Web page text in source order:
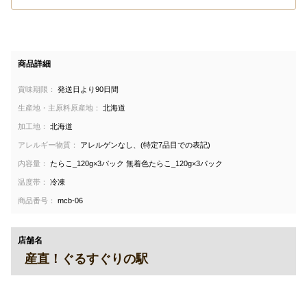
商品詳細
賞味期限： 発送日より90日間
生産地・主原料原産地： 北海道
加工地： 北海道
アレルギー物質： アレルゲンなし、(特定7品目での表記)
内容量： たらこ_120g×3パック 無着色たらこ_120g×3パック
温度帯： 冷凍
商品番号： mcb-06
店舗名
産直！ぐるすぐりの駅